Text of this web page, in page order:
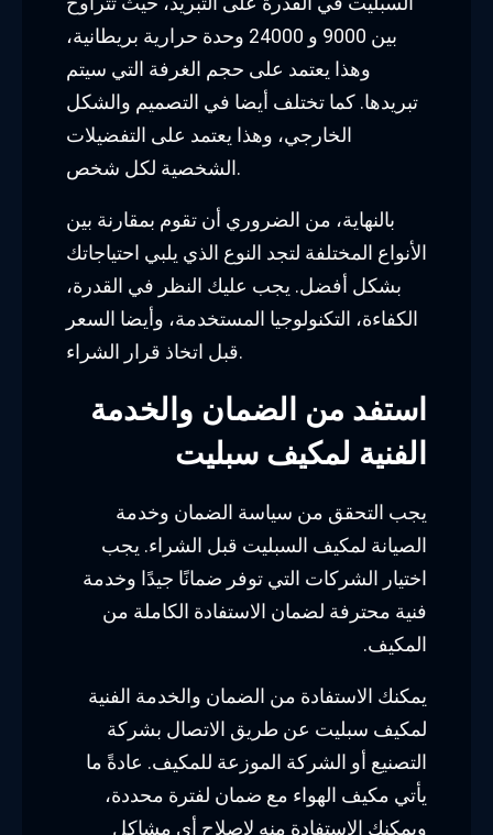
بين 9000 و 24000 وحدة حرارية بريطانية،
وهذا يعتمد على حجم الغرفة التي سيتم
تبريدها. كما تختلف أيضا في التصميم والشكل
الخارجي، وهذا يعتمد على التفضيلات
الشخصية لكل شخص.
بالنهاية، من الضروري أن تقوم بمقارنة بين
الأنواع المختلفة لتجد النوع الذي يلبي احتياجاتك
بشكل أفضل. يجب عليك النظر في القدرة،
الكفاءة، التكنولوجيا المستخدمة، وأيضا السعر
قبل اتخاذ قرار الشراء.
استفد من الضمان والخدمة
الفنية لمكيف سبليت
يجب التحقق من سياسة الضمان وخدمة
الصيانة لمكيف السبليت قبل الشراء. يجب
اختيار الشركات التي توفر ضمانًا جيدًا وخدمة
فنية محترفة لضمان الاستفادة الكاملة من
المكيف.
يمكنك الاستفادة من الضمان والخدمة الفنية
لمكيف سبليت عن طريق الاتصال بشركة
التصنيع أو الشركة الموزعة للمكيف. عادةً ما
يأتي مكيف الهواء مع ضمان لفترة محددة،
ويمكنك الاستفادة منه لإصلاح أي مشاكل